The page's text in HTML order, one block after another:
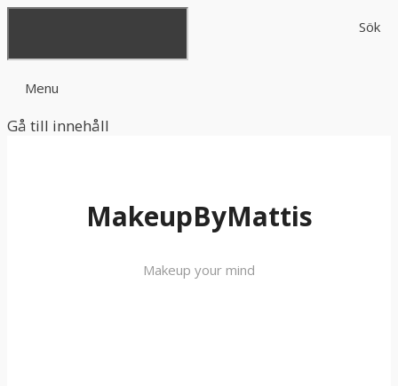
Sök
Menu
Gå till innehåll
MakeupByMattis
Makeup your mind